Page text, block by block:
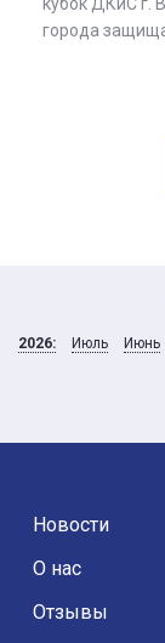
города
2026: Июль Июнь
Новости
О нас
Отзывы